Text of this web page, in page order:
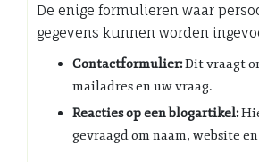
De enige formulieren waar
gegevens kunnen worden
Contactformulier:Dit vraagt
mailadres en uw vraag.
Reacties op een blogartikel:
gevraagd om naam, website